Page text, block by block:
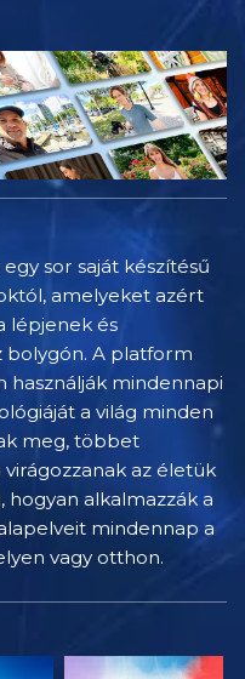
egy sor saját készítésű
amelyeket azért
lépjenek és
bolygón. A platform
használják mindennapi
a világ minden
meg, többet
az életük
alkalmazzák a
mindennap a
vagy otthon.